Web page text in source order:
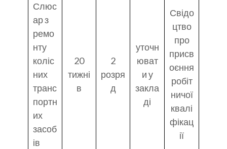
Слюс
ар з
ремо
нту
коліс
них
транс
портн
их
засоб
ів
20
тижні
в
2
розря
д
уточн
юват
и у
закла
ді
Свідо
цтво
про
присв
оєння
робіт
ничої
квалі
фікац
ії